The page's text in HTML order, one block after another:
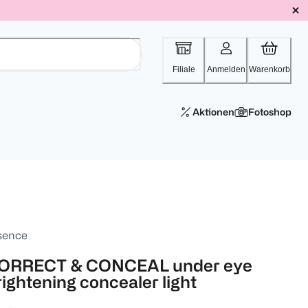
Filiale Anmelden Warenkorb
Aktionen Fotoshop
& CONCEAL under eye
concealer light